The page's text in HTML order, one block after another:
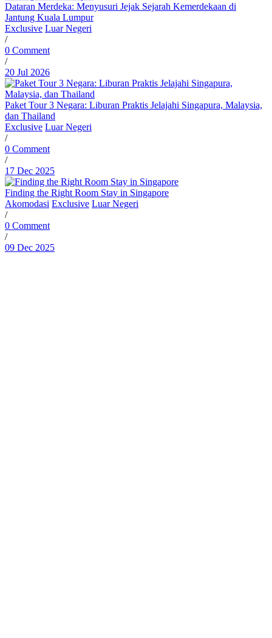
Dataran Merdeka: Menyusuri Jejak Sejarah Kemerdekaan di
Jantung Kuala Lumpur
Exclusive Luar Negeri
/
0 Comment
/
20 Jul 2026
Paket Tour 3 Negara: Liburan Praktis Jelajahi Singapura, Malaysia,
dan Thailand
Exclusive Luar Negeri
/
0 Comment
/
17 Dec 2025
Finding the Right Room Stay in Singapore
Akomodasi Exclusive Luar Negeri
/
0 Comment
/
09 Dec 2025